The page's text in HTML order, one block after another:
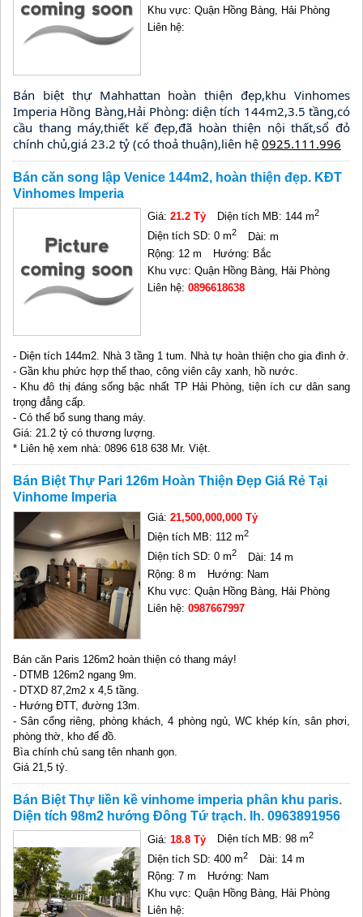
Khu vực: Quận Hồng Bàng, Hải Phòng
Liên hệ:
Bán biệt thự Mahhattan hoàn thiện đẹp,khu Vinhomes
Imperia Hồng Bàng,Hải Phòng: diện tích 144m2,3.5 tầng,có
cầu thang máy,thiết kế đẹp,đã hoàn thiện nội thất,sổ đỏ
chính chủ,giá 23.2 tỷ (có thoả thuận),liên hệ 0925.111.996
Bán căn song lập Venice 144m2, hoàn thiện đẹp. KĐT
Vinhomes Imperia
Giá:21.2 Tỷ Diện tích MB: 144 m2
Diện tích SD: 0 m2
Dài: m
Rộng: 12 m
Hướng: Bắc
Khu vực: Quận Hồng Bàng, Hải Phòng
Liên hệ:0896618638
- Diện tích 144m2. Nhà 3 tầng 1 tum. Nhà tự hoàn thiện cho gia đình ở.
- Gần khu phức hợp thể thao, công viên cây xanh, hồ nước.
- Khu đô thị đáng sống bậc nhất TP Hải Phòng, tiện ích cư dân sang
trọng đẳng cấp.
- Có thể bổ sung thang máy.
Giá: 21.2 tỷ có thương lượng.
* Liên hệ xem nhà: 0896 618 638 Mr. Việt.
Bán Biệt Thự Pari 126m Hoàn Thiện Đẹp Giá Rẻ Tại
Vinhome Imperia
Giá:21,500,000,000 Tỷ
Diện tích MB: 112 m2
Diện tích SD: 0 m2
Dài: 14 m
Rộng: 8 m
Hướng: Nam
Khu vực: Quận Hồng Bàng, Hải Phòng
Liên hệ:0987667997
Bán căn Paris 126m2 hoàn thiện có thang máy!
- DTMB 126m2 ngang 9m.
- DTXD 87,2m2 x 4,5 tầng.
- Hướng ĐTT, đường 13m.
- Sân cổng riêng, phòng khách, 4 phòng ngủ, WC khép kín, sân phơi,
phòng thờ, kho để đồ.
Bìa chính chủ sang tên nhanh gọn.
Giá 21,5 tỷ.
Bán Biệt Thự liền kề vinhome imperia phân khu paris.
Diện tích 98m2 hướng Đông Tứ trạch. lh. 0963891956
Giá:18.8 Tỷ Diện tích MB: 98 m2
Diện tích SD: 400 m2
Dài: 14 m
Rộng: 7 m
Hướng: Nam
Khu vực: Quận Hồng Bàng, Hải Phòng
Liên hệ: